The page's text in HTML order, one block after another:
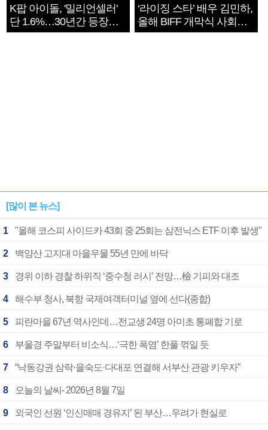
K팝 아이돌, '밀리언셀러'
단 1.6%…30년간 등장
1182개팀 전수조사
‘라이징 스타’ 배우 김민하,
올해 BIFF 개막식 사회자
확정
[많이 본 뉴스]
1 "올해 코스피 사이드카 43회 중 25회는 삼전닉스 ETF 이후 발생"
2 백양산 고지대 마을우물 55년 만에 바닥
3 경위 이하 경찰 하위직 ‘중수청 러시’ 전망…檢 기피와 대조
4 해수부 청사, 북항 국제여객터미널 옆에 선다(종합)
5 피란마을 67년 역사인데…전교생 24명 아미초 통폐합 기로
6 부울경 주말부터 비소식…‘극한 폭염’ 한풀 꺾일 듯
7 “낙동강권 삼락·을숙도·다대포 연결해 서부산 관광 키우자”
8 오늘의 날씨- 2026년 8월 7일
9 외국인 선원 ‘인신매매 경유지’ 된 부산…우려가 현실로